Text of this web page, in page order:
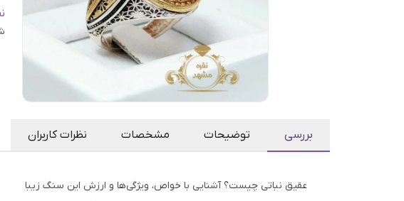
بررسی توضیحات مشخصات نظرات کاربران
عقیق نباتی چیست؟ آشنایی با خواص، ویژگی‌ها و ارزش این سنگ زیبا